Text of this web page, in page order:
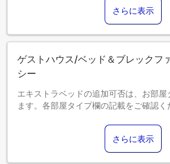
さらに表示
ゲストハウス/ベッド＆ブレックフ
シー
エキストラベッドの追加可否は、お部屋
ます。各部屋タイプ欄の記載をご確認く
さらに表示